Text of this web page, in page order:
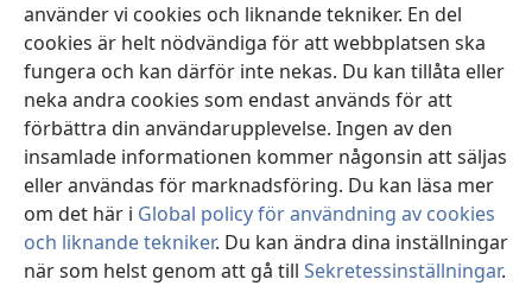
använder vi cookies och liknande tekniker. En del
cookies är helt nödvändiga för att webbplatsen ska
fungera och kan därför inte nekas. Du kan tillåta eller
neka andra cookies som endast används för att
förbättra din användarupplevelse. Ingen av den
insamlade informationen kommer någonsin att säljas
eller användas för marknadsföring. Du kan läsa mer
om det här i Global policy för användning av cookies
och liknande tekniker. Du kan ändra dina inställningar
när som helst genom att gå till Sekretessinställningar.
i landsflykt från Israel, för den sanne Gudens ark har
förts bort.” s
Föregående Nästa
Upphovsrätt för den här publikationen